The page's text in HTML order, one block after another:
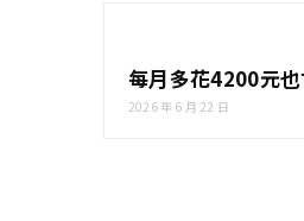
每月多花4200元
2026 年 6 月 22 日